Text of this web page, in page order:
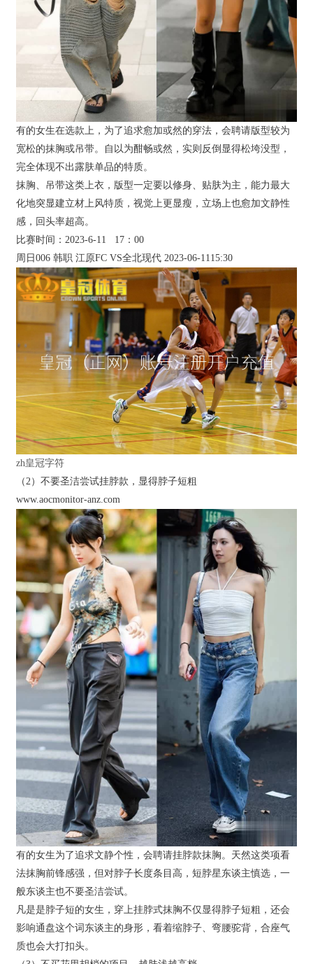
有的女生在选款上，为了追求愈加或然的穿法，会聘请版型较为
宽松的抹胸或吊带。自以为酣畅或然，实则反倒显得松垮没型，
完全体现不出露肤单品的特质。
抹胸、吊带这类上衣，版型一定要以修身、贴肤为主，能力最大
化地突显建立材上风特质，视觉上更显瘦，立场上也愈加文静性
感，回头率超高。
比赛时间：2023-6-11 17：00
周日006 韩职 江原FC VS全北现代 2023-06-1115:30
zh皇冠字符
（2）不要圣洁尝试挂脖款，显得脖子短粗
www.aocmonitor-anz.com
有的女生为了追求文静个性，会聘请挂脖款抹胸。天然这类项看
法抹胸前锋感强，但对脖子长度条目高，短脖星东谈主慎选，一
般东谈主也不要圣洁尝试。
凡是是脖子短的女生，穿上挂脖式抹胸不仅显得脖子短粗，还会
影响通盘这个词东谈主的身形，看着缩脖子、弯腰驼背，合座气
质也会大打扣头。